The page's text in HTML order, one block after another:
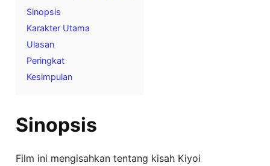
Sinopsis
Karakter Utama
Ulasan
Peringkat
Kesimpulan
Sinopsis
Film ini mengisahkan tentang kisah Kiyoi